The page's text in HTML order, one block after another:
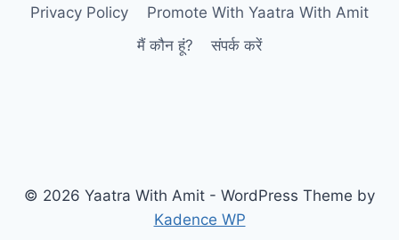
Privacy Policy
Promote With Yaatra With Amit
मैं कौन हूं?
संपर्क करें
© 2026 Yaatra With Amit - WordPress Theme by
Kadence WP